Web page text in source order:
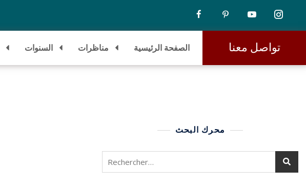
السنوات مناظرات الصفحة الرئيسية تواصل معنا
محرك البحث